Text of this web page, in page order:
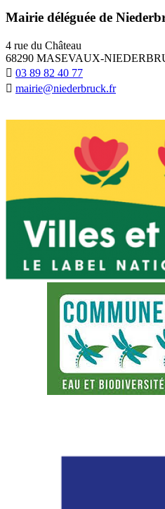
Mairie déléguée de
4 rue du Château
68290 MASEVAUX-
03 89 82 40 77
mairie@niederbruck.fr